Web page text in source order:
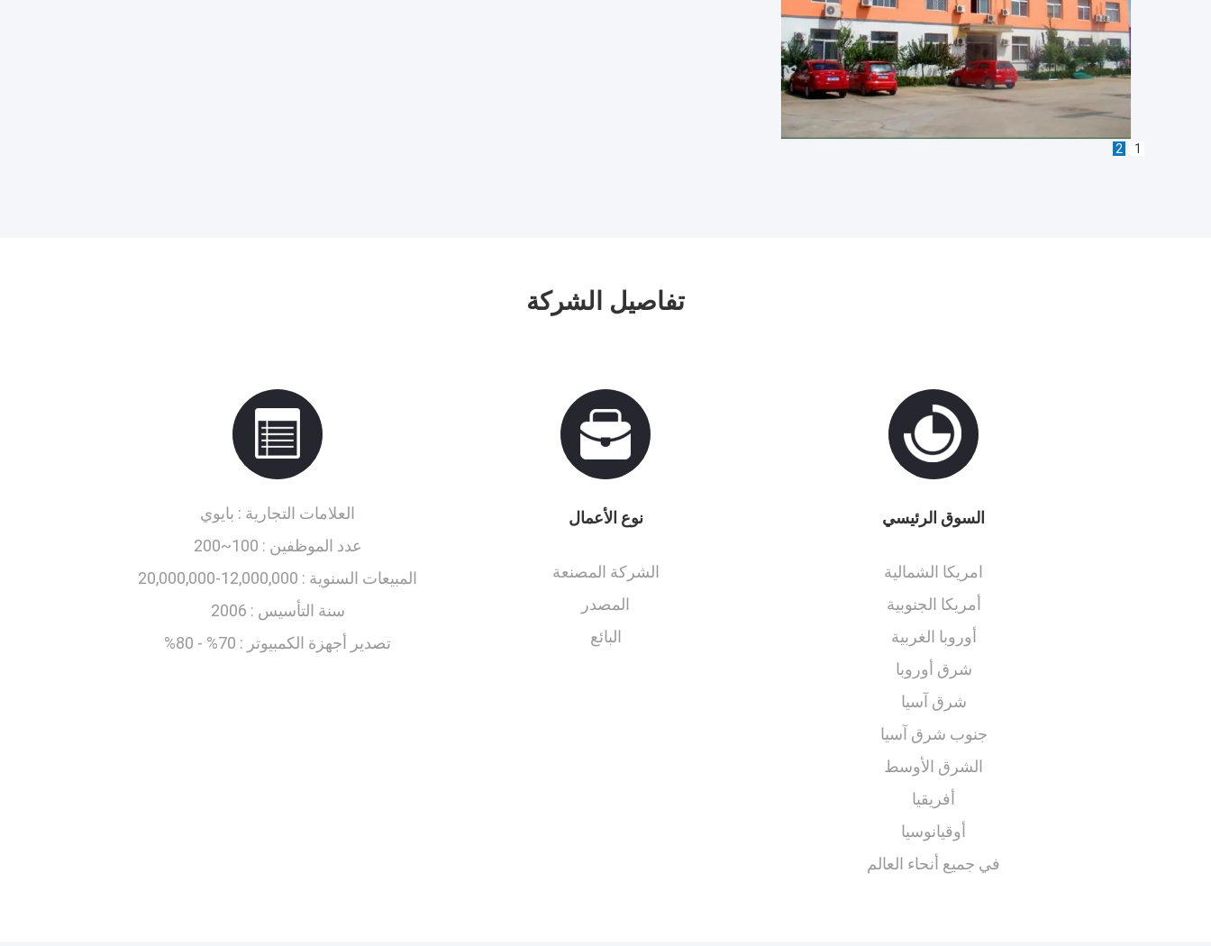
1
2
تفاصيل الشركة
السوق الرئيسي
امريكا الشمالية
أمريكا الجنوبية
أوروبا الغربية
شرق أوروبا
شرق آسيا
جنوب شرق آسيا
الشرق الأوسط
أفريقيا
أوقيانوسيا
في جميع أنحاء العالم
نوع الأعمال
الشركة المصنعة
المصدر
البائع
العلامات التجارية : بايوي
عدد الموظفين : 100~200
المبيعات السنوية : 12,000,000-20,000,000
سنة التأسيس : 2006
تصدير أجهزة الكمبيوتر : 70% - 80%